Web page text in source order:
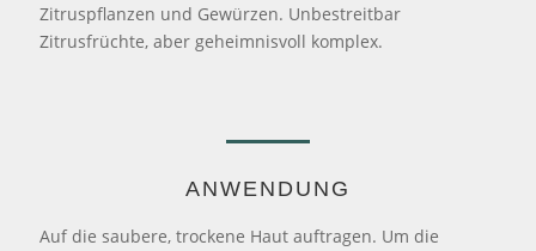
Zitruspflanzen und Gewürzen. Unbestreitbar
Zitrusfrüchte, aber geheimnisvoll komplex.
ANWENDUNG
Auf die saubere, trockene Haut auftragen. Um die